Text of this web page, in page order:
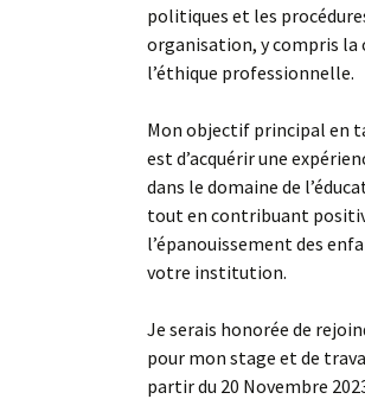
politiques et les
organisation, y compris
l’éthique professionnelle.
Mon objectif principal en
est d’acquérir une
dans le domaine de
tout en contribuant
l’épanouissement des
votre institution.
Je serais honorée de
pour mon stage et de
partir du 20 Novembre